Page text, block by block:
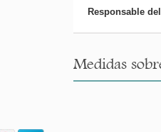
Responsable
Medidas